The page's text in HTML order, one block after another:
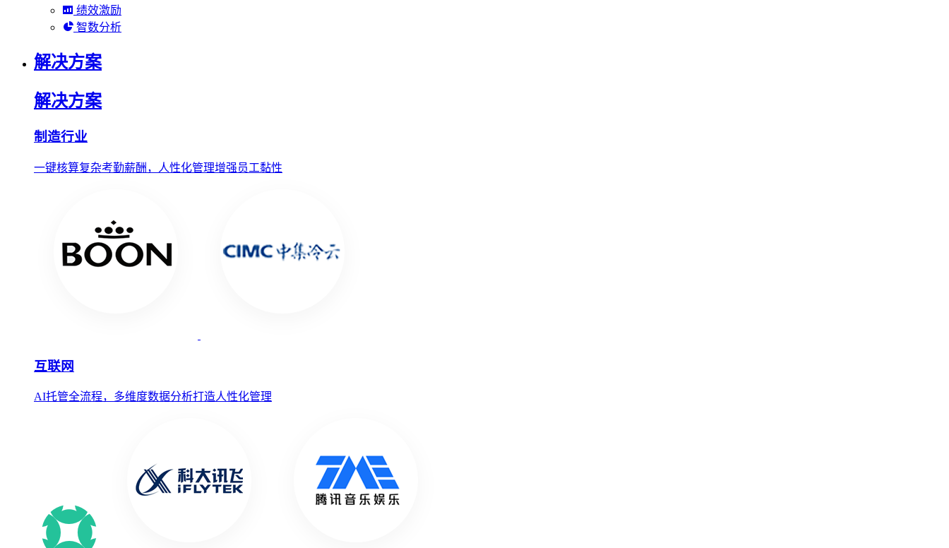
绩效激励
智数分析
解决方案
解决方案
制造行业
一键核算复杂考勤薪酬，人性化管理增强员工黏性
互联网
AI托管全流程，多维度数据分析打造人性化管理